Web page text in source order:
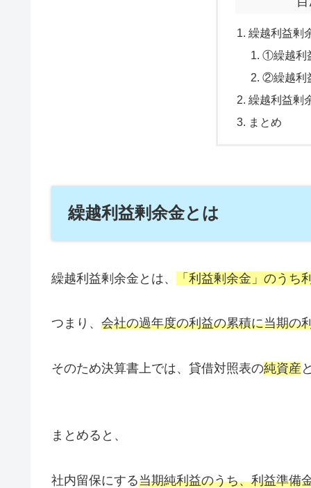
繰越利益剰
①繰越利
②繰越利
繰越利益剰
まとめ
繰越利益剰余金とは
繰越利益剰余金とは、 「利益剰余金」のうち
つまり、 会社の過年度の利益の累積に当期の
そのため決算書上では、貸借対照表の純資産
まとめると、
社内留保にする当期純利益のうち、利益準備